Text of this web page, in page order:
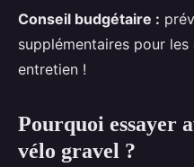
Conseil budgétaire :
supplémentaires pour
entretien !
Pourquoi essayer
vélo gravel ?